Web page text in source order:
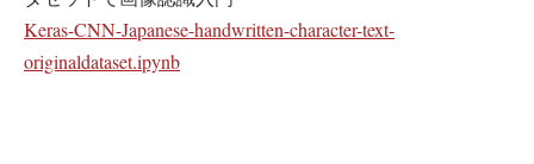
Keras-CNN-Japanese-handwritten-character-text-
originaldataset.ipynb